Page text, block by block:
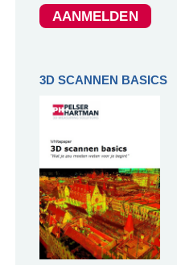
AANMELDEN
3D SCANNEN BASICS